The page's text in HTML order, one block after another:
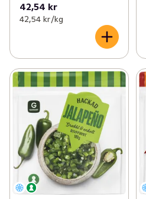
42,54 kr
42,54 kr /kg